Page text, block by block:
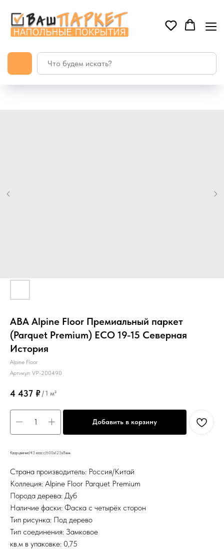
ABA Alpine Floor Премиальный паркет
(Parquet Premium) ECO 19-15 Северная
История
Alpine Floor
Артикул: VP-200490
4 437 ₽/1 м²
Добавить в корзину
Кварцвинил/43 класс/600х125х8мм
Страна производитель: Россия/Китай
Коллеция: Alpine Floor Parquet Premium
Порода дерева: Дуб
Наличие фаски: Фаска с четырёх сторон
Тип рисунка: Под дерево
Тип соединения: Замковое
кв.м в упаковке: 0,75